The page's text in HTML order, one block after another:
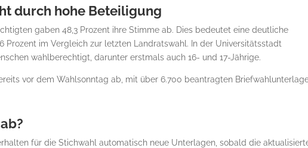
durch hohe Beteiligung
gaben 48,3 Prozent ihre Stimme ab. Dies bedeutet eine deutliche
Prozent im Vergleich zur letzten Landratswahl. In der Universitätsstadt
wahlberechtigt, darunter erstmals auch 16- und 17-Jährige.
vor dem Wahlsonntag ab, mit über 6.700 beantragten
für die Stichwahl automatisch neue Unterlagen, sobald die